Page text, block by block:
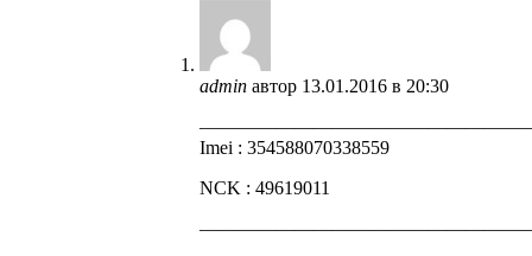
admin автор 13.01.2016 в 20:30
Imei : 354588070338559
NCK : 49619011